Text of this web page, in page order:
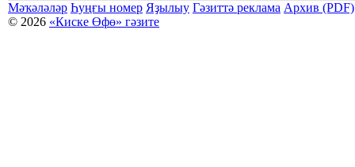
Мәҡәләләр Һуңғы номер Яҙылыу Гәзиттә реклама Архив (PDF)
© 2026 «Киске Өфө» гәзите